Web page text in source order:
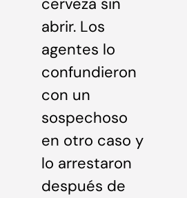
cerveza sin
abrir. Los
agentes lo
confundieron
con un
sospechoso
en otro caso y
lo arrestaron
después de